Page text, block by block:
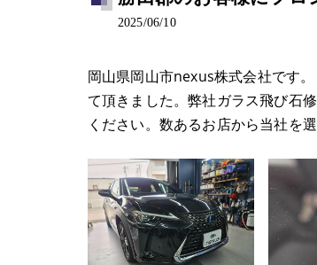
2025/06/10
岡山県岡山市nexus株式会社です
て頂きました。弊社ガラス飛び石
ください。数あるお店から当社を